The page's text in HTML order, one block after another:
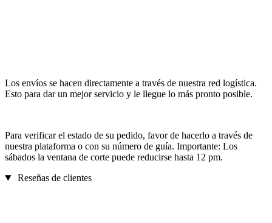
Los envíos se hacen directamente a través de nuestra red logística.
Esto para dar un mejor servicio y le llegue lo más pronto posible.
Para verificar el estado de su pedido, favor de hacerlo a través de
nuestra plataforma o con su número de guía. Importante: Los
sábados la ventana de corte puede reducirse hasta 12 pm.
Reseñas de clientes